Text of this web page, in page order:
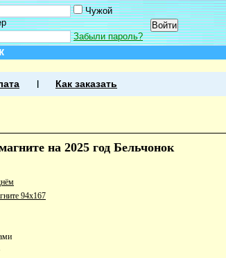
Чужой
Забыли пароль?
Как заказать
на 2025 год Бельчонок
94х167